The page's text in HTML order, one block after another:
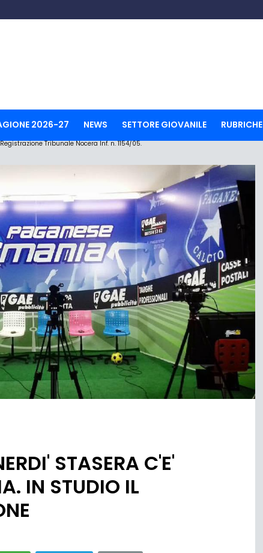
2026-27 NEWS SETTORE GIOVANILE RUBRICHE
Tribunale Nocera Inf. n. 1154/05.
STASERA C'E'
IN STUDIO IL